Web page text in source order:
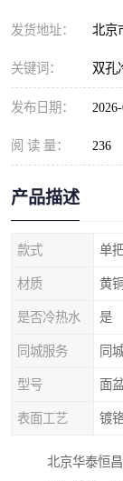
发货地址： 北京
关键词： 双孔
发布日期：
阅 读 量： 236
产品描述
款式 单
材质 黄
是否冷热水 是
同城服务 同
型号 面
表面工艺 镀
北京华泰恒